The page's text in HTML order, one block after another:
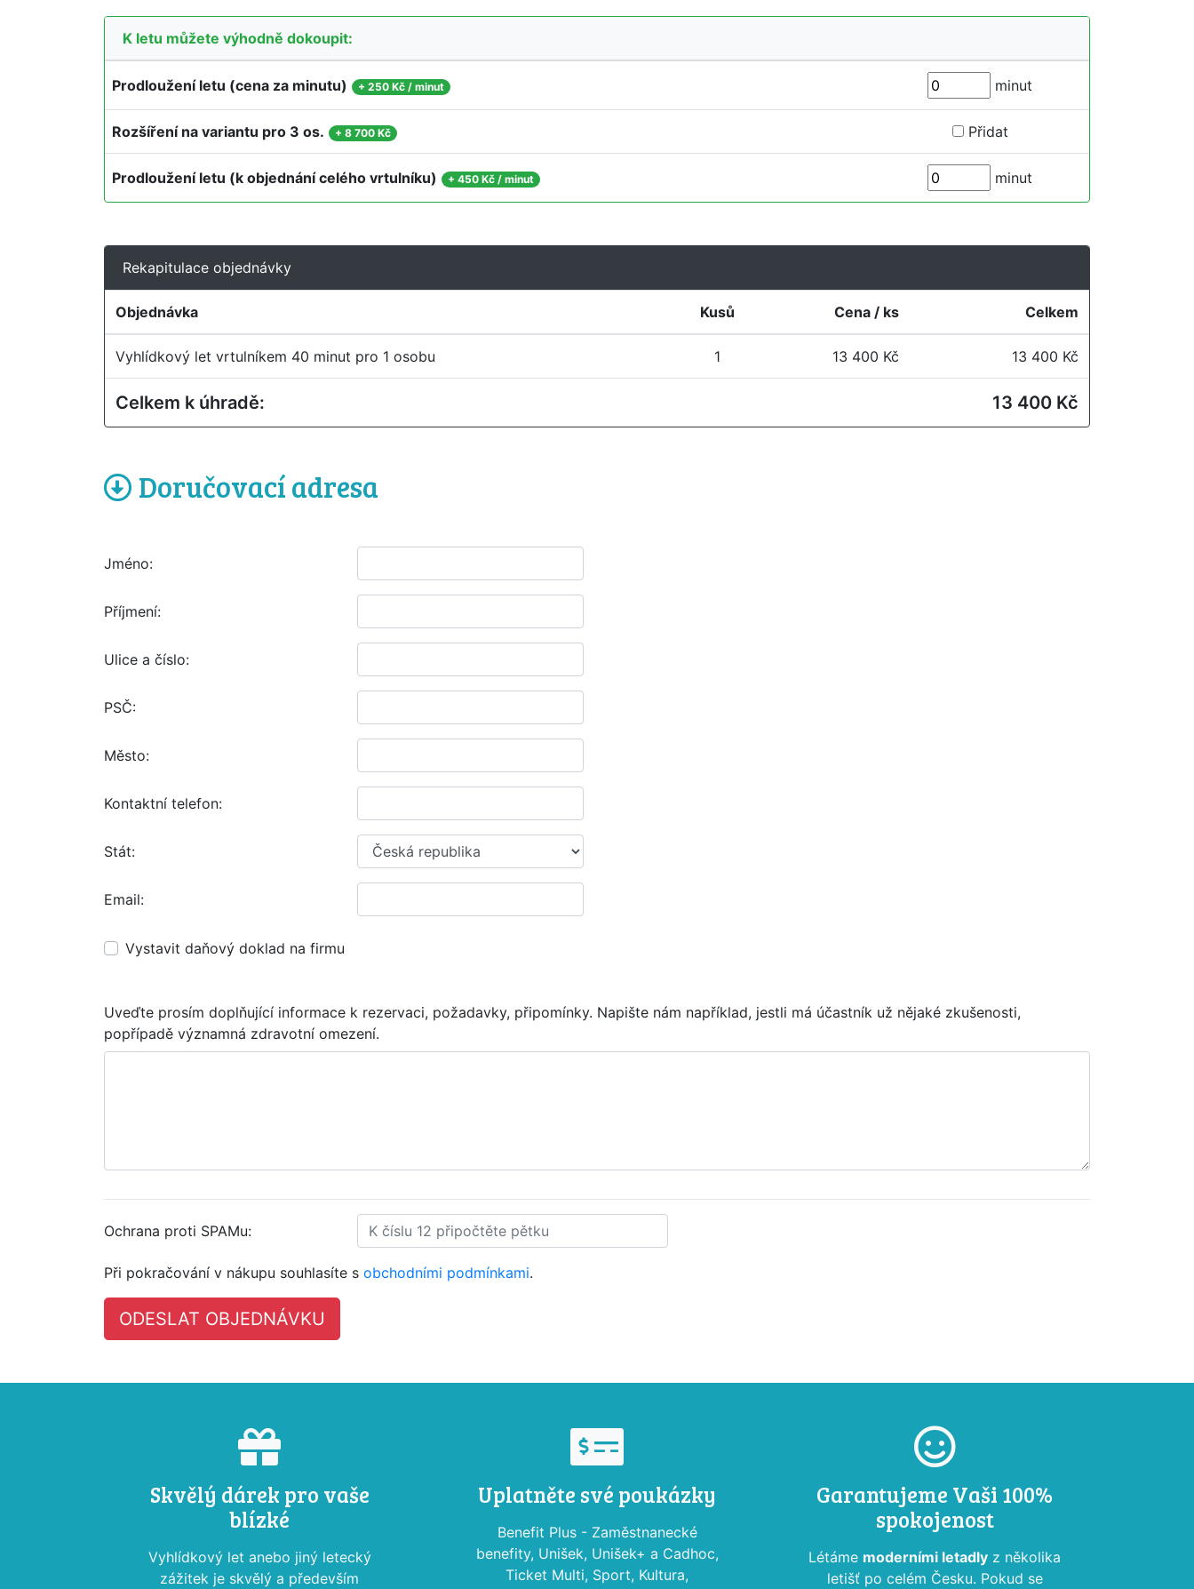
K letu můžete výhodně dokoupit:
Prodloužení letu (cena za minutu) +250 Kč / minut minut
Rozšíření na variantu pro 3 os. +8 700 Kč Přidat
Prodloužení letu (k objednání celého vrtulníku) +450 Kč / minut minut
Rekapitulace objednávky
Objednávka Kusů Cena / ks Celkem
Vyhlídkový let vrtulníkem 40 minut pro 1 osobu 1 13 400 Kč 13 400 Kč
Celkem k úhradě: 13 400 Kč
Doručovací adresa
Jméno:
Příjmení:
Ulice a číslo:
PSČ:
Město:
Kontaktní telefon:
Stát:
Email:
Vystavit daňový doklad na firmu
Uveďte prosím doplňující informace k rezervaci, požadavky, připomínky. Napište nám například, jestli má účastník už nějaké zkušenosti,
popřípadě významná zdravotní omezení.
Ochrana proti SPAMu:
Při pokračování v nákupu souhlasíte s obchodními podmínkami.
Skvělý dárek pro vaše
blízké
Vyhlídkový let anebo jiný letecký
zážitek je skvělý a především
Uplatněte své poukázky
Benefit Plus - Zaměstnanecké
benefity, Unišek, Unišek+ a Cadhoc,
Ticket Multi, Sport, Kultura,
Garantujeme Vaši 100%
spokojenost
Létáme moderními letadly z několika
letišť po celém Česku. Pokud se